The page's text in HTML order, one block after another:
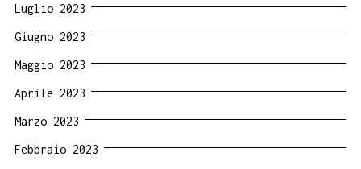
Luglio 2023
Giugno 2023
Maggio 2023
Aprile 2023
Marzo 2023
Febbraio 2023